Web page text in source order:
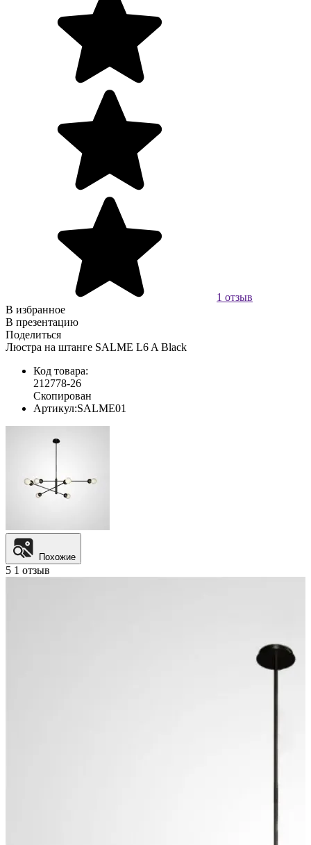
1 отзыв
В избранное
В презентацию
Поделиться
Люстра на штанге SALME L6 A Black
Код товара:
212778-26
Скопирован
Артикул:SALME01
Похожие
5 1 отзыв